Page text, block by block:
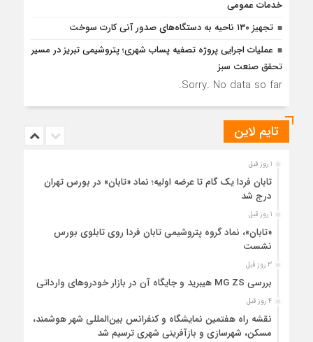
خدمات عمومی
تجهیز ۱۳۰ ناحیه به دستگاه‌های صدور آنی کارت سوخت
عملیات اجرایی پروژه تصفیه پساب شهری؛ پتروشیمی تبریز در مسیر
تحقق صنعت سبز
Sorry. No data so far.
تایم لاین
1 روز قبل
تابان فردا یک گام تا عرضه اولیه؛ نماد «تابان» در بورس تهران
درج شد
1 روز قبل
«تابان»، نماد گروه پتروشیمی تابان فردا روی تابلوی بورس
نشست
3 روز قبل
بررسی MG ZS هیبرید و جایگاه آن در بازار خودروهای وارداتی
4 روز قبل
نقشه راه هفتمین نمایشگاه و کنفرانس بین‌المللی شهر هوشمند،
مسکن، شهرسازی و بازآفرینی شهری ترسیم شد